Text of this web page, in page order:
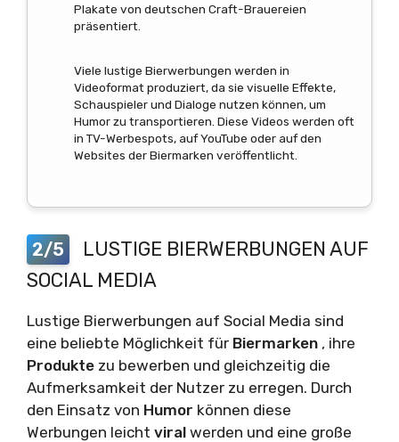
Plakate von deutschen Craft-Brauereien
präsentiert.
Viele lustige Bierwerbungen werden in
Videoformat produziert, da sie visuelle Effekte,
Schauspieler und Dialoge nutzen können, um
Humor zu transportieren. Diese Videos werden oft
in TV-Werbespots, auf YouTube oder auf den
Websites der Biermarken veröffentlicht.
2/5
LUSTIGE BIERWERBUNGEN AUF
SOCIAL MEDIA
Lustige Bierwerbungen auf Social Media sind
eine beliebte Möglichkeit für Biermarken , ihre
Produkte zu bewerben und gleichzeitig die
Aufmerksamkeit der Nutzer zu erregen. Durch
den Einsatz von Humor können diese
Werbungen leicht viral werden und eine große